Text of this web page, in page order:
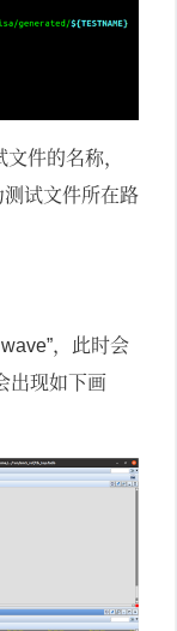
件的名称，
试文件所在路
，此时会
出现如下画